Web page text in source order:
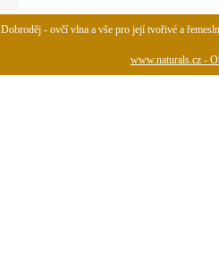
Dobroděj - ovčí vlna a vše pro její tvořivé a
www.naturals.cz -